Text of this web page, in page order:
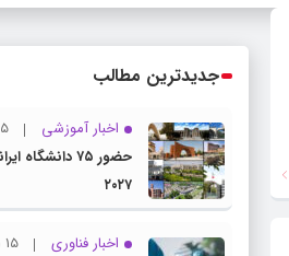
جدیدترین مطالب
اخبار آموزشی
۱۵
حضور ۷۵ دانشگاه
۲۰۲۷
اخبار فناوری
۱۵ مرداد ۱۴۰۵